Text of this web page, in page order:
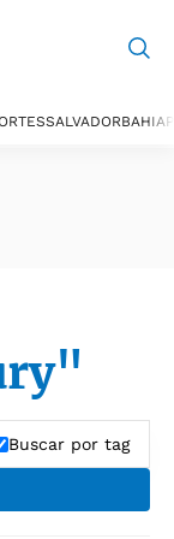
SALVADORBAHIA
Buscar por tag